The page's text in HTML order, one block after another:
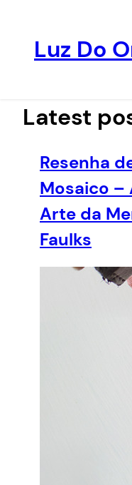
conteúdo
Luz Do
Latest
Resenha
Mosaico –
Arte da
Faulks